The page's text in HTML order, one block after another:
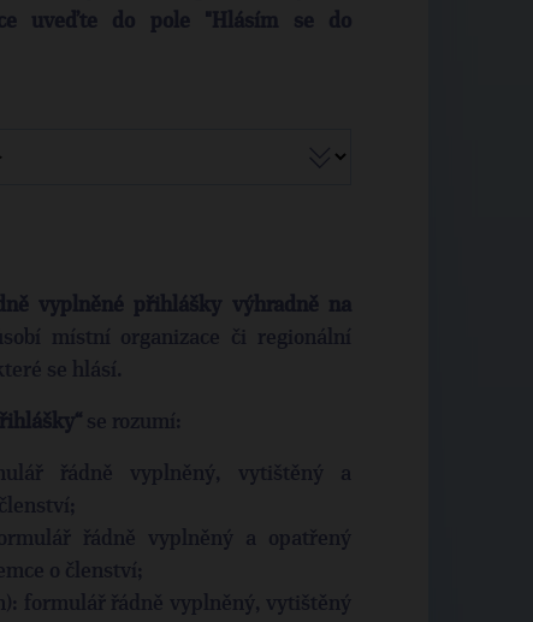
uveďte do pole "Hlásím se do
vyplněné přihlášky výhradně na
místní organizace či regionální
se hlásí.
se rozumí:
řádně vyplněný, vytištěný a
řádně vyplněný a opatřený
o členství;
formulář řádně vyplněný, vytištěný